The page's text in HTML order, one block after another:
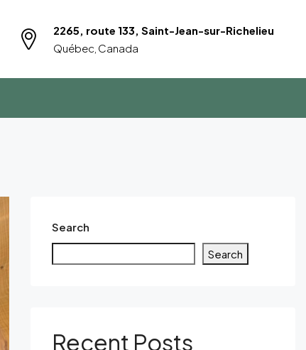
2265, route 133, Saint-Jean-sur-Richelieu
Québec, Canada
Search
Search
Recent Posts